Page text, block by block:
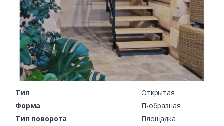
Тип
Открытая
Форма
П-образная
Тип поворота
Площадка